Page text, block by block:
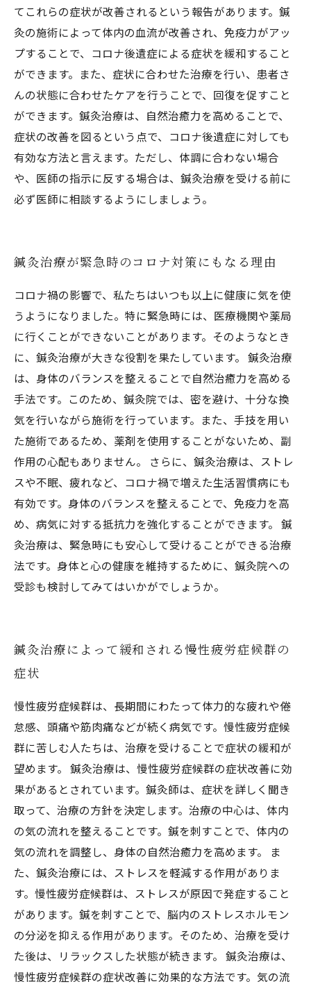
てこれらの症状が改善されるという報告があります。鍼
灸の施術によって体内の血流が改善され、免疫力がアッ
プすることで、コロナ後遺症による症状を緩和すること
ができます。また、症状に合わせた治療を行い、患者さ
んの状態に合わせたケアを行うことで、回復を促すこと
ができます。鍼灸治療は、自然治癒力を高めることで、
症状の改善を図るという点で、コロナ後遺症に対しても
有効な方法と言えます。ただし、体調に合わない場合
や、医師の指示に反する場合は、鍼灸治療を受ける前に
必ず医師に相談するようにしましょう。
鍼灸治療が緊急時のコロナ対策にもなる理由
コロナ禍の影響で、私たちはいつも以上に健康に気を使
うようになりました。特に緊急時には、医療機関や薬局
に行くことができないことがあります。そのようなとき
に、鍼灸治療が大きな役割を果たしています。 鍼灸治療
は、身体のバランスを整えることで自然治癒力を高める
手法です。このため、鍼灸院では、密を避け、十分な換
気を行いながら施術を行っています。また、手技を用い
た施術であるため、薬剤を使用することがないため、副
作用の心配もありません。 さらに、鍼灸治療は、ストレ
スや不眠、疲れなど、コロナ禍で増えた生活習慣病にも
有効です。身体のバランスを整えることで、免疫力を高
め、病気に対する抵抗力を強化することができます。 鍼
灸治療は、緊急時にも安心して受けることができる治療
法です。身体と心の健康を維持するために、鍼灸院への
受診も検討してみてはいかがでしょうか。
鍼灸治療によって緩和される慢性疲労症候群の
症状
慢性疲労症候群は、長期間にわたって体力的な疲れや倦
怠感、頭痛や筋肉痛などが続く病気です。慢性疲労症候
群に苦しむ人たちは、治療を受けることで症状の緩和が
望めます。 鍼灸治療は、慢性疲労症候群の症状改善に効
果があるとされています。鍼灸師は、症状を詳しく聞き
取って、治療の方針を決定します。治療の中心は、体内
の気の流れを整えることです。鍼を刺すことで、体内の
気の流れを調整し、身体の自然治癒力を高めます。 ま
た、鍼灸治療には、ストレスを軽減する作用がありま
す。慢性疲労症候群は、ストレスが原因で発症すること
があります。鍼を刺すことで、脳内のストレスホルモン
の分泌を抑える作用があります。そのため、治療を受け
た後は、リラックスした状態が続きます。 鍼灸治療は、
慢性疲労症候群の症状改善に効果的な方法です。気の流